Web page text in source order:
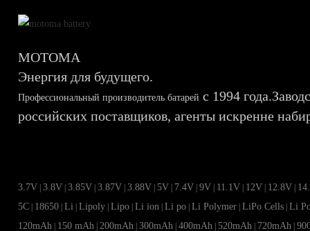
MOTOMA
Энергия для будущего.
Профессиональный производитель батарей с 1994
российских поставщиков, агенты искренне
3.7V |3.8V |3.85V |3.87V |3.88V | 5V | 7.4V |9V | 11.1V | 12V | 12.8V |
5C | 18650 |Li |Lipoly |Lipo |Li ion |Li po |Li Polymer |LiPo Cells |Li
120mAh | 150 mAh | 200mAh |300mAh |400mAh | 520mAh | 720mAh |